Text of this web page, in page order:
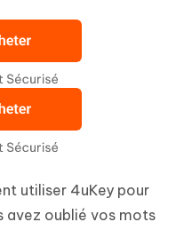
utiliser 4uKey pour
avez oublié vos mots